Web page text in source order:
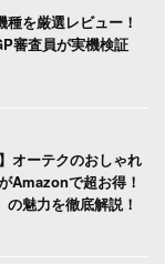
を厳選レビュー！
審査員が実機検証
オーテクのおしゃれ
Amazonで超お得！
の魅力を徹底解説！